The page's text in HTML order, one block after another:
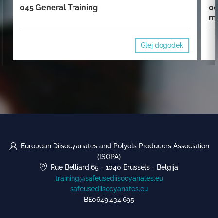
045 General Training
Glej dogodek
European Diisocyanates and Polyols Producers Association
(ISOPA)
Rue Belliard 65 - 1040 Brussels - Belgija
training@safeusediisocyanates.eu
safeusediisocyanates.eu
BE0649.434.695